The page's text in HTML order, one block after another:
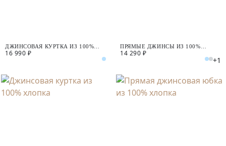
ДЖИНСОВАЯ КУРТКА ИЗ 100%
ХЛОПКА
16 990 ₽
ПРЯМЫЕ ДЖИНСЫ ИЗ 100%
ХЛОПКА
14 290 ₽
+1